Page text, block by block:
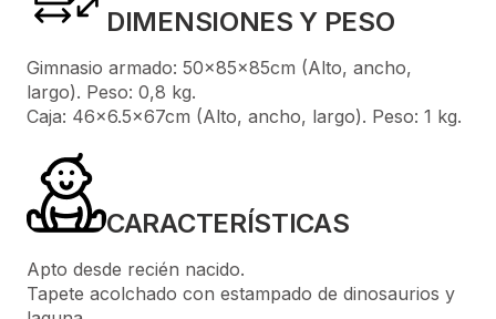
DIMENSIONES Y PESO
Gimnasio armado: 50x85x85cm (Alto, ancho,
largo). Peso: 0,8 kg.
Caja: 46x6.5x67cm (Alto, ancho, largo). Peso: 1 kg.
CARACTERÍSTICAS
Apto desde recién nacido.
Tapete acolchado con estampado de dinosaurios y